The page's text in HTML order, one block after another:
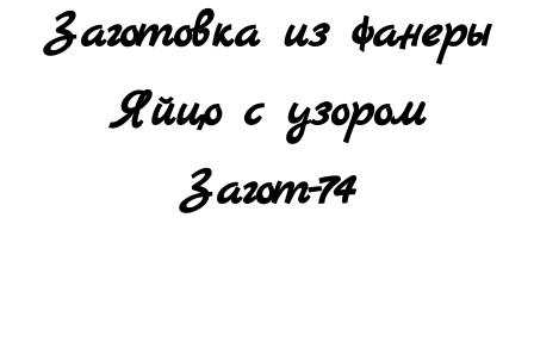
Заготовка из фанеры
Яйцо с узором
Загот-74